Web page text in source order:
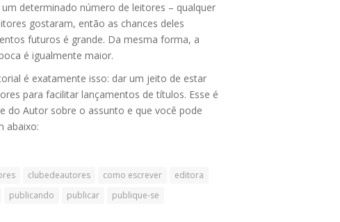
determinado número de leitores – qualquer
gostaram, então as chances deles
futuros é grande. Da mesma forma, a
é igualmente maior.
é exatamente isso: dar um jeito de estar
para facilitar lançamentos de títulos. Esse é
do Autor sobre o assunto e que você pode
abaixo:
clubedeautores como escrever
editora
publicando publicar
publique-se